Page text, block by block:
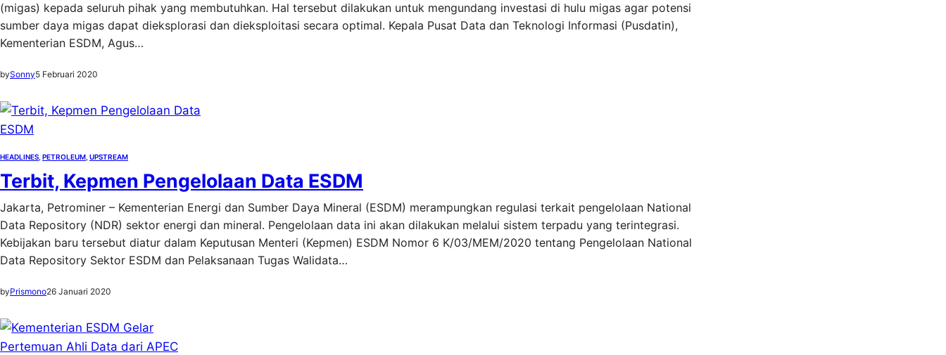
(migas) kepada seluruh pihak yang membutuhkan. Hal tersebut dilakukan untuk mengundang investasi di hulu migas agar potensi
sumber daya migas dapat dieksplorasi dan dieksploitasi secara optimal. Kepala Pusat Data dan Teknologi Informasi (Pusdatin),
Kementerian ESDM, Agus…
bySonny5 Februari 2020
HEADLINES PETROLEUM UPSTREAM
Terbit, Kepmen Pengelolaan Data ESDM
Jakarta, Petrominer – Kementerian Energi dan Sumber Daya Mineral (ESDM) merampungkan regulasi terkait pengelolaan National
Data Repository (NDR) sektor energi dan mineral. Pengelolaan data ini akan dilakukan melalui sistem terpadu yang terintegrasi.
Kebijakan baru tersebut diatur dalam Keputusan Menteri (Kepmen) ESDM Nomor 6 K/03/MEM/2020 tentang Pengelolaan National
Data Repository Sektor ESDM dan Pelaksanaan Tugas Walidata…
byPrismono26 Januari 2020